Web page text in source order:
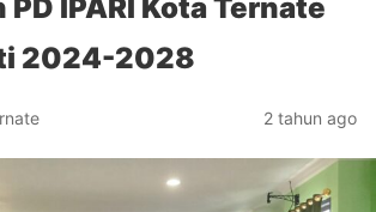
IPARI Kota Ternate
2024-2028
2 tahun ago